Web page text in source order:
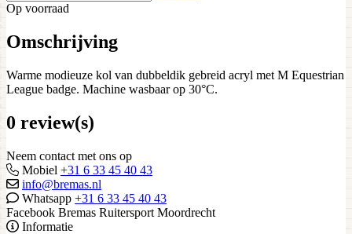
Op voorraad
Omschrijving
Warme modieuze kol van dubbeldik gebreid acryl met M Equestrian
League badge. Machine wasbaar op 30°C.
0 review(s)
Neem contact met ons op
Mobiel +31 6 33 45 40 43
info@bremas.nl
Whatsapp +31 6 33 45 40 43
Facebook Bremas Ruitersport Moordrecht
Informatie